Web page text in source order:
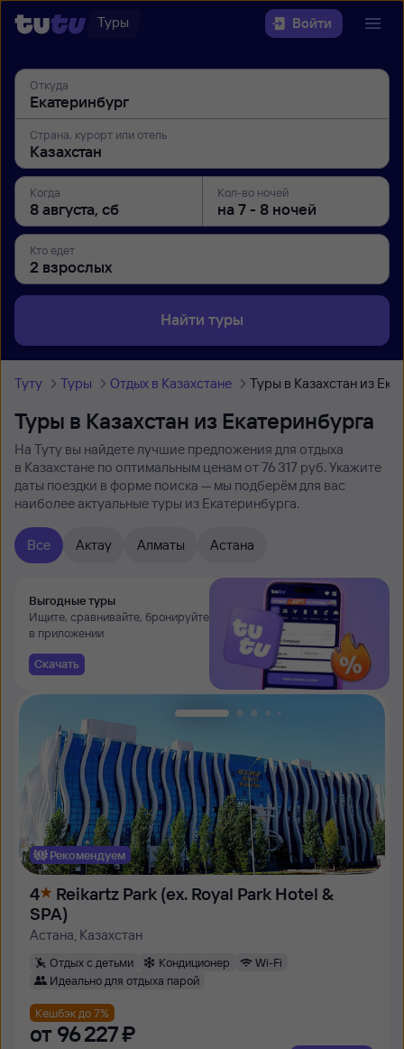
Туры Войти
Откуда
Страна, курорт или отель
Когда Кол-во ночей
Кто едет
Найти туры
Туту Туры Отдых в Казахстане Туры в Казахстан из
Туры в Казахстан из Екатеринбурга
На Туту вы найдете лучшие предложения для отдыха
в Казахстане по оптимальным ценам от 76 ⁠317 руб. Укажите
даты поездки в форме поиска — мы подберём для вас
наиболее актуальные туры из Екатеринбурга.
Все Актау Алматы Астана
Выгодные туры
Ищите, сравнивайте, бронируйте
в приложении
Скачать
Рекомендуем
4
Reikartz Park (ex. Royal Park Hotel &
SPA)
Астана, Казахстан
Отдых с детьми Кондиционер
Wi-Fi
Идеально для отдыха парой
Кешбэк до 7%
от 96 ⁠227 ⁠₽